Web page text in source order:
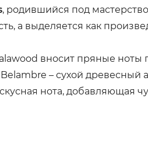
, родившийся под
а выделяется как
вносит пряные ноты
– сухой
нота, добавляющая